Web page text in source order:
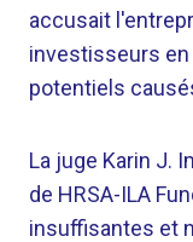
accusait
investisseurs
potentiels
La juge Karin J.
de HRSA-ILA
insuffisantes et